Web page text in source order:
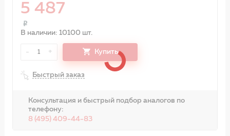
5 487
В наличии: 10100 шт.
- 1 + Купить
Быстрый заказ
Консультация и быстрый подбор аналогов по
телефону:
8 (495) 409-44-83